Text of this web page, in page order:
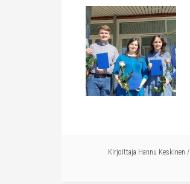
Kirjoittaja Hannu Keskinen /